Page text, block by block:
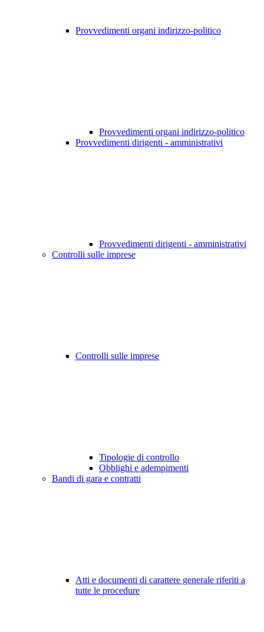
Provvedimenti organi indirizzo-politico
Provvedimenti organi indirizzo-politico
Provvedimenti dirigenti - amministrativi
Provvedimenti dirigenti - amministrativi
Controlli sulle imprese
Controlli sulle imprese
Tipologie di controllo
Obblighi e adempimenti
Bandi di gara e contratti
Atti e documenti di carattere generale riferiti a
tutte le procedure